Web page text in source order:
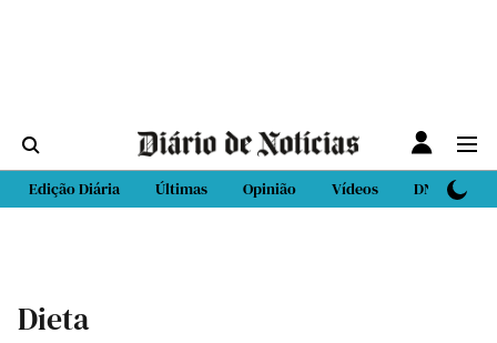
Edição Diária Últimas Opinião Vídeos DN Sport
Dieta